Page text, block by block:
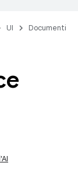
UI Documenti